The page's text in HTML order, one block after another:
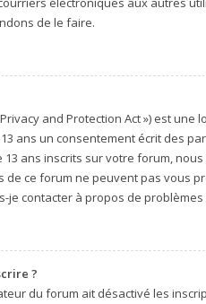
de le faire.
Privacy and Protection Act ») est
ans un consentement écrit des
13 ans inscrits sur votre forum,
ce forum ne peuvent pas vous
contacter à propos de problèmes
?
du forum ait désactivé les